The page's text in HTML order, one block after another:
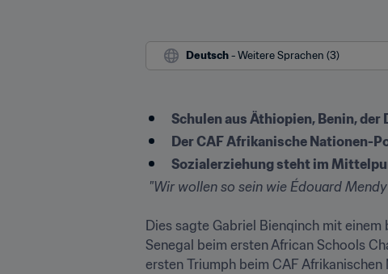
Deutsch - Weitere Sprachen (3)
Schulen aus Äthiopien, Benin, der
Der CAF Afrikanische Nationen-
Sozialerziehung steht im
"Wir wollen so sein wie Édouard
Dies sagte Gabriel Bienqinch mit
Senegal beim ersten African Schools
ersten Triumph beim CAF